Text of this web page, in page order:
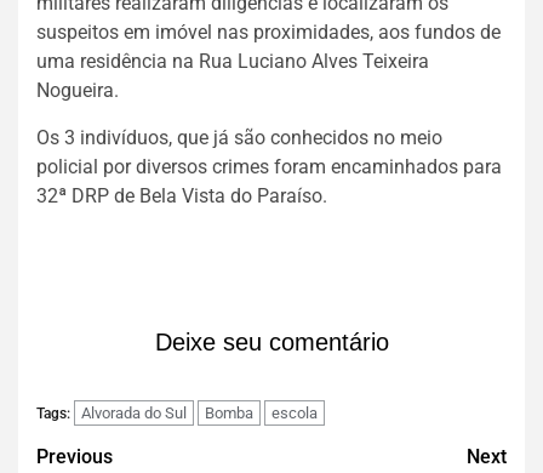
suspeitos em imóvel nas proximidades, aos fundos de
uma residência na Rua Luciano Alves Teixeira
Nogueira.
Os 3 indivíduos, que já são conhecidos no meio
policial por diversos crimes foram encaminhados para
32ª DRP de Bela Vista do Paraíso.
Deixe seu comentário
Tags: Alvorada do Sul Bomba escola
Previous
Next